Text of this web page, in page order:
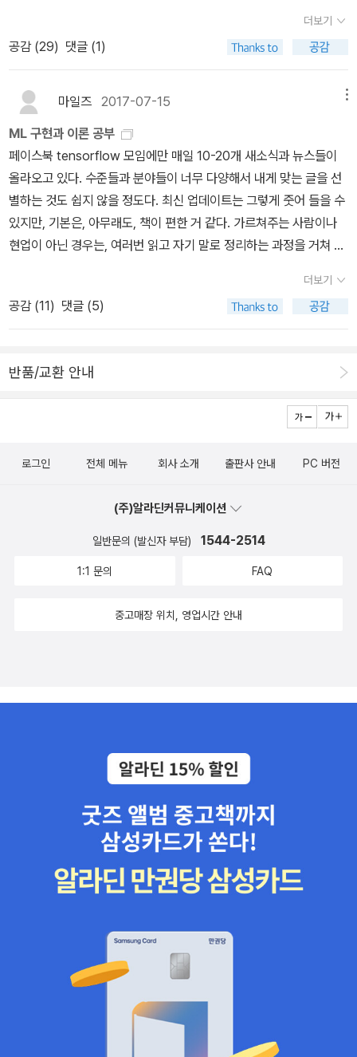
으로 다룰 수 있는 강력한 이론이기 때문이다. [강규호, 『베이지안 계
량경제학』(박영사, 2016) 서문은, 베이즈의 기념비적 논문이 발표된
지 250주년이 되는 해를 기념하여 2013. 12. 미국 듀크대학교에서
열린 ‘Bayes 250’ 학회에 참석한 경험을 들려준다. 저자는 학회에
서 한국인 학자를 한 명도 만날 수 없어 아쉬웠다고 하면서, 그것이 책
집필의 계기가 되었다고 쓰고 있다. 한국은행에서 일하는 한 조사역
은 강규호 교수의 말을 인용하면서 “전체적으로 빈도론자가 70%,
베이지안이 30% 정도 되는데, 한 번 베이지안이 되고 나면 개종이
어렵다.”는 말을 하기도 하였다.] 한 이론의 역사가 이렇게 드라마틱
할 수 있을까. 글쓴이는 비전문가이면서도 오랜 기간 방대한 문헌을
섭렵하여, 현재진행형인 그 역사를 생생하게 복원하였다. 논쟁사적
의의를 책 구석구석에 짤막짤막하게나마 충분히 밝혀 두었다고 생각
했는데, 이를 포착하지 못하고 악평을 쏟아내신 분들이 있어 안타까
하다). 베이즈 정리 자체에 대한 이해와 더불어(부록 B에 식과 수치
전 이해가 어느 정도 있으면 좋을 것이다. 어쨌든 참고문헌 목록은 전
문 학술서의 그것으로도 전혀 손색이 없다. 개인적으로도 논문을 쓰
면서 엄청나게 많은 도움을 받았다. 옮긴이도 이만하면 충분한 이해
도 효과적이고 정확하며, 참고문헌 목록을 오롯이 살린 것이나 뒤에
람의 입장에서는 감사한 일이 아닐 수 없다. 찾아 봤더니 『신호와 소
음』, 『애덤 스미스 구하기』, 『구글의 아침은 자유가 시작된다』, 『소셜
볼』, 『욕망하는 식물』, 『모든 살인은 증거를 남긴다』 등을 옮기셨다.
오기임이 명백하다. 여러 번 잘못 기재되어 있어 놀랐는데, 국내에 넷
년 10월 현재, 헌책이 무려 20만 원선에서 거래되고 있는데, 시대의
변화에 따라 우리의 깨달음이 자연스럽게 성숙되면 필히 재출간되어
야 할 책이라 생각한다. 상찬받아 마땅한 선구자들이 있었다. 깊이 공
부하실 분들을 위하여 전문서적 목록을 먼저 정리한다(출간일 순. 단,
김달호 교수의 책은 2005년에 나왔던 것을 2013년에 2판으로 다시
낸 것이다). 이영의 교수의 『베이즈주의: 합리성으로부터 객관성으로
Downey의 책 한 권만 우선 이 책들과 링크한다(2020년 주. 리뷰를
쓰고 3년 동안 책 몇 권이 더 나오고 또 개정되었다). 다음이 베이즈
통계학을 언급하고 있는 조금 쉬운 책들이다(부분적으로 베이즈 정리
를 다루고 있는 책들은 무수히 많다. 최근에 나온 책들 중에는 더 많이
있을 것이다). 특히 고지마 히로유키, 『세상에서 가장 쉬운 베이즈통
더보기
공감 (29) 댓글 (1)
마일즈 2017-07-15
ML 구현과 이론 공부
페이스북 tensorflow 모임에만 매일 10-20개 새소식과 뉴스들이
올라오고 있다. 수준들과 분야들이 너무 다양해서 내게 맞는 글을 선
별하는 것도 쉽지 않을 정도다. 최신 업데이트는 그렇게 줏어 들을 수
있지만, 기본은, 아무래도, 책이 편한 거 같다. 가르쳐주는 사람이나
현업이 아닌 경우는, 여러번 읽고 자기 말로 정리하는 과정을 거쳐 익
젝트를 참여해서 보충을 하면 금상첨화인거 같다.최근에 반복해서 본
책은 Marsland의 <알고리즘 중심의 머신러닝 가이드>다. 반갑게도,
이 책은 거의 Bishop 의 머신러닝 책의 동무(companion)이다. 물
공학이나 컴퓨터공학의 배경지식이 아주 넘치지는 않는거 같다. Bis
의 수학 내용을 깔끔하게 잡아내 설명하는데 비하여, Marsland는 컴
어를 입체적으로 능숙하게 설명해준다. 머신러닝에 필요한 수많은 분
어가면 낯설지 않게 공부할 수 있게 도움을 준다. 그리고 파이썬으로
각 머신러닝 분야를 구현하고 있어서 좋다. Bishop 책에서 수식이나
도움일 될 때가 많았다. 실제로, Marsland가 각 장마다 빈번히 인용
(머신러닝에 잘 안나오는 공학최적화)관점이나 알고리즘(탐색같은)
지식이 있으신 분이 보기에는 문제가 없지만, 처음 참여하는 분이라
면 번역이 명확해 보이지 않을 거 같다. 책이 다루는 분야가 넓다 보니
까 낯설고 어려운 분야에서는 어미, 조사 같은 거외에도 내용도 약간
얼버무린 느낌이 있다. 그래도 전반적으로 별 5개 만점에 3.8 는 되
더보기
공감 (11) 댓글 (5)
반품/교환 안내
로그인 전체 메뉴 회사 소개 출판사 안내 PC 버전
(주)알라딘커뮤니케이션
일반문의 (발신자 부담) 1544-2514
1:1 문의 FAQ
중고매장 위치, 영업시간 안내